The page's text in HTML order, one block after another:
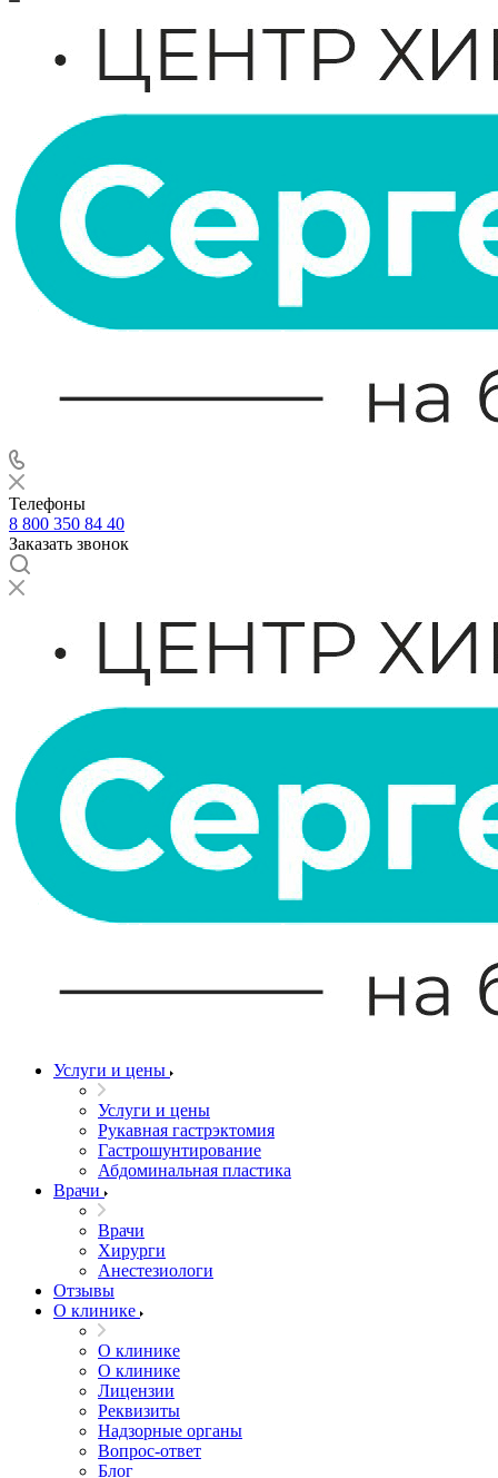
Телефоны
8 800 350 84 40
Заказать звонок
Услуги и цены
Услуги и цены
Рукавная гастрэктомия
Гастрошунтирование
Абдоминальная пластика
Врачи
Врачи
Хирурги
Анестезиологи
Отзывы
О клинике
О клинике
О клинике
Лицензии
Реквизиты
Надзорные органы
Вопрос-ответ
Блог